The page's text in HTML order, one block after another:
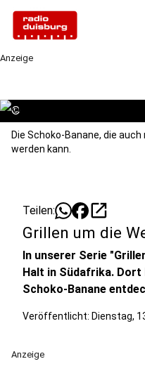
Anzeige
©
Die Schoko-Banane, die
werden kann.
Teilen: open_in_new
Grillen um die
In unserer Serie
Halt in Südafrika. Dort
Schoko-Banane
Veröffentlicht: Dienstag,
Anzeige